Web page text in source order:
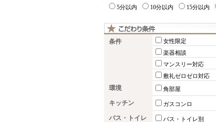
5分以内 10分以内 15分以内
条件 女性限定
楽器相談
マンスリー対応
敷礼ゼロゼロ対応
環境 角部屋
キッチン ガスコンロ
バス・トイレ バス・トイレ別